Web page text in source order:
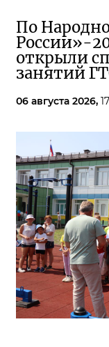
По
России»-
открыли
занятий
06 августа 2026,